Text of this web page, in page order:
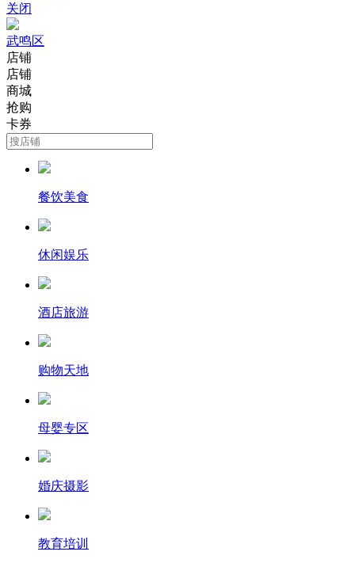
关闭
武鸣区
店铺
店铺
商城
抢购
卡券
餐饮美食
休闲娱乐
酒店旅游
购物天地
母婴专区
婚庆摄影
教育培训